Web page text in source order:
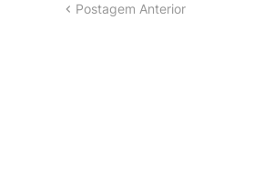
Postagem Anterior